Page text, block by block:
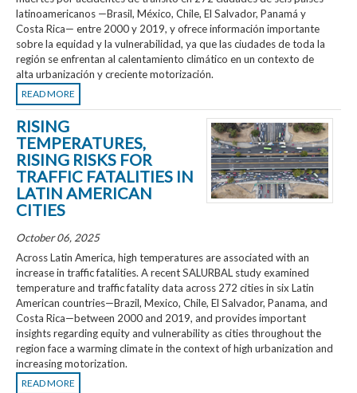
latinoamericanos —Brasil, México, Chile, El Salvador, Panamá y
Costa Rica— entre 2000 y 2019, y ofrece información importante
sobre la equidad y la vulnerabilidad, ya que las ciudades de toda la
región se enfrentan al calentamiento climático en un contexto de
alta urbanización y creciente motorización.
READ MORE
RISING
TEMPERATURES,
RISING RISKS FOR
TRAFFIC FATALITIES IN
LATIN AMERICAN
CITIES
October 06, 2025
Across Latin America, high temperatures are associated with an
increase in traffic fatalities. A recent SALURBAL study examined
temperature and traffic fatality data across 272 cities in six Latin
American countries—Brazil, Mexico, Chile, El Salvador, Panama, and
Costa Rica—between 2000 and 2019, and provides important
insights regarding equity and vulnerability as cities throughout the
region face a warming climate in the context of high urbanization and
increasing motorization.
READ MORE